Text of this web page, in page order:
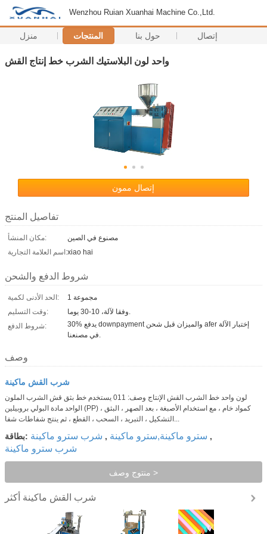
Wenzhou Ruian Xuanhai Machine Co.,Ltd.
منزل المنتجات حول بنا إتصال
واحد لون البلاستيك الشرب خط إنتاج القش
إتصال ممون
تفاصيل المنتج
مكان المنشأ:
مصنوع في الصين
اسم العلامة التجارية:xiao hai
شروط الدفع والشحن
الحد الأدنى لكمية:
1 مجموعة
وقت التسليم:
وفقا لآلة، 10-30 يوما.
شروط الدفع:
30% يدفع downpayment والميزان قبل شحن afer إختبار الآلة
في مصنعنا.
وصف
شرب القش ماكينة
لون واحد خط الشرب القش الإنتاج وصف: 011 يستخدم خط بثق قش الشرب الملون
الواحد مادة البولي بروبيلين (PP) كمواد خام ، مع استخدام الأصبغة ، بعد الصهر ، البثق ،
التشكيل ، التبريد ، السحب ، القطع ، ثم ينتج شفاطات شفا...
بطاقة: شرب سترو ماكينة , سترو ماكينة,سترو ماكينة ,
شرب سترو ماكينة
منتوج وصف >
شرب القش ماكينة